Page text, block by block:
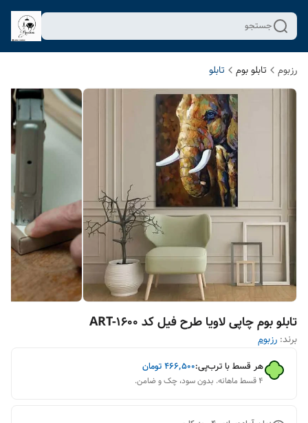
جستجو
رزبوم تابلو بوم تابلو
تابلو بوم چاپی لاویا طرح فیل کد ART-1600
برند: رزبوم
هر قسط با ترب‌پی:۴۶۶٬۵۰۰تومان
۴ قسط ماهانه. بدون سود، چک و ضامن.